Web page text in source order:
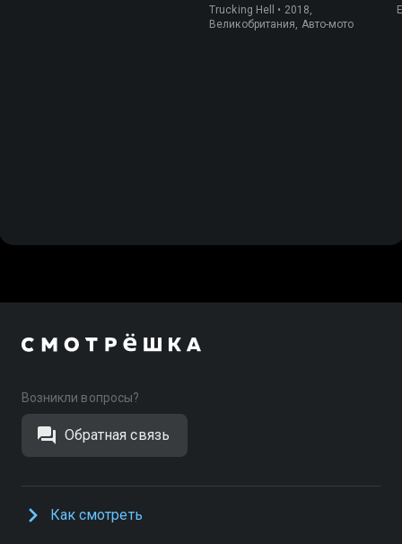
Trucking Hell • 2018,
Великобритания, Авто-мото
Возникли вопросы?
Обратная связь
Как смотреть